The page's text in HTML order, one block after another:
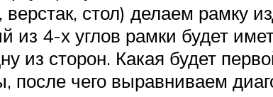
стол) делаем рамку
4-х углов рамки будет
из сторон. Какая будет
чего выравниваем